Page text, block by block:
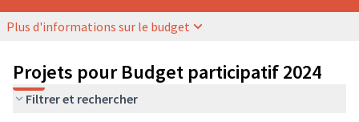
Plus d'informations sur le budget
Projets pour Budget participatif 2024
Filtrer et rechercher